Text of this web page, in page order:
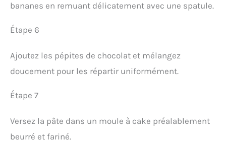
bananes en remuant délicatement avec une spatule.
Étape 6
Ajoutez les pépites de chocolat et mélangez
doucement pour les répartir uniformément.
Étape 7
Versez la pâte dans un moule à cake préalablement
beurré et fariné.